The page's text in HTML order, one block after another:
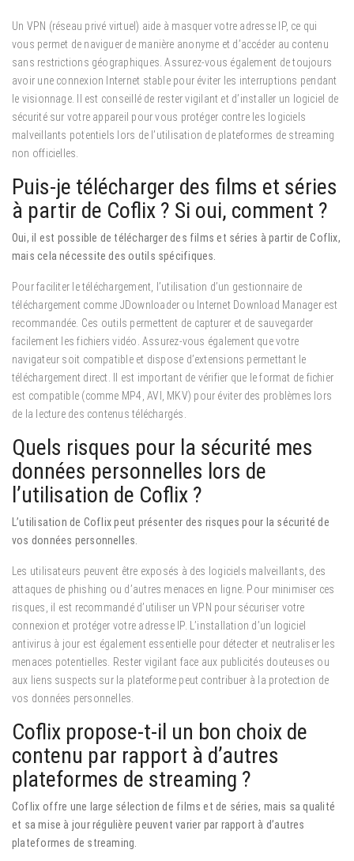
Un VPN (réseau privé virtuel) aide à masquer votre adresse IP, ce qui
vous permet de naviguer de manière anonyme et d’accéder au contenu
sans restrictions géographiques. Assurez-vous également de toujours
avoir une connexion Internet stable pour éviter les interruptions pendant
le visionnage. Il est conseillé de rester vigilant et d’installer un logiciel de
sécurité sur votre appareil pour vous protéger contre les logiciels
malveillants potentiels lors de l’utilisation de plateformes de streaming
non officielles.
Puis-je télécharger des films et séries
à partir de Coflix ? Si oui, comment ?
Oui, il est possible de télécharger des films et séries à partir de Coflix,
mais cela nécessite des outils spécifiques.
Pour faciliter le téléchargement, l’utilisation d’un gestionnaire de
téléchargement comme JDownloader ou Internet Download Manager est
recommandée. Ces outils permettent de capturer et de sauvegarder
facilement les fichiers vidéo. Assurez-vous également que votre
navigateur soit compatible et dispose d’extensions permettant le
téléchargement direct. Il est important de vérifier que le format de fichier
est compatible (comme MP4, AVI, MKV) pour éviter des problèmes lors
de la lecture des contenus téléchargés.
Quels risques pour la sécurité mes
données personnelles lors de
l’utilisation de Coflix ?
L’utilisation de Coflix peut présenter des risques pour la sécurité de
vos données personnelles.
Les utilisateurs peuvent être exposés à des logiciels malveillants, des
attaques de phishing ou d’autres menaces en ligne. Pour minimiser ces
risques, il est recommandé d’utiliser un VPN pour sécuriser votre
connexion et protéger votre adresse IP. L’installation d’un logiciel
antivirus à jour est également essentielle pour détecter et neutraliser les
menaces potentielles. Rester vigilant face aux publicités douteuses ou
aux liens suspects sur la plateforme peut contribuer à la protection de
vos données personnelles.
Coflix propose-t-il un bon choix de
contenu par rapport à d’autres
plateformes de streaming ?
Coflix offre une large sélection de films et de séries, mais sa qualité
et sa mise à jour régulière peuvent varier par rapport à d’autres
plateformes de streaming.